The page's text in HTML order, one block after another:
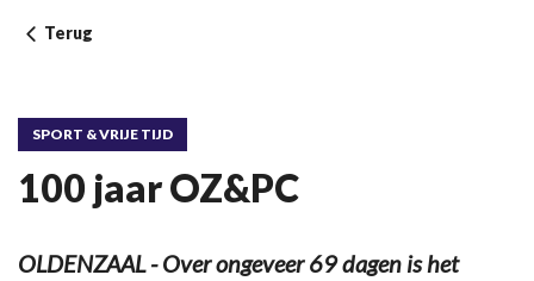
Terug
SPORT & VRIJE TIJD
100 jaar OZ&PC
OLDENZAAL - Over ongeveer 69 dagen is het